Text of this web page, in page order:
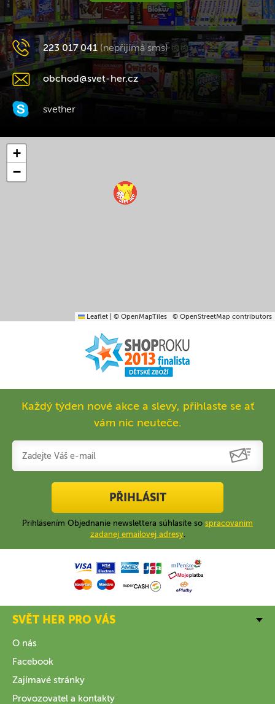
223 017 041 (nepřijímá sms)
obchod@svet-her.cz
svether
+
−
Leaflet © OpenMapTiles © OpenStreetMap contributors
Každý týden nové akce a slevy, přihlaste se ať
vám nic neuteče.
PŘIHLÁSIT
Prihlásením Objednanie newslettera súhlasíte so spracovaním
zadanej emailovej adresy.
SVĚT HER PRO VÁS
O nás
Facebook
Zajímavé stránky
Provozovatel a kontakty